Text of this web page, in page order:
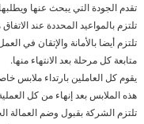
تقدم الجودة التي يبحث عنها
تلتزم بالمواعيد المحددة عند
تلتزم أيضا بالأمانة والإتقان في
متابعة كل مرحلة بعد الانتهاء منها.
يقوم كل العاملين بارتداء ملابس
هذه الملابس بعد إنهاء من كل
تلتزم الشركة بقبول وضم